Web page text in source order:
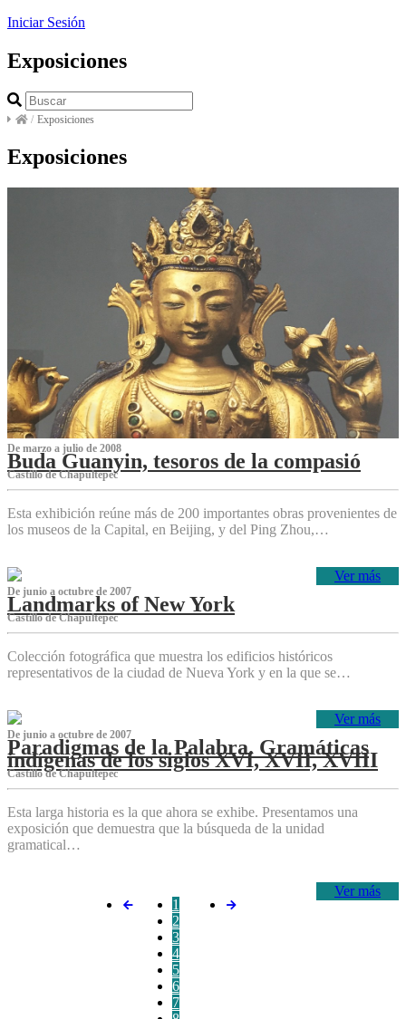
Iniciar Sesión
Exposiciones
/ Exposiciones
Exposiciones
De marzo a julio de 2008
Buda Guanyin, tesoros de la compasió
Castillo de Chapultepec
Esta exhibición reúne más de 200 importantes obras provenientes de
los museos de la Capital, en Beijing, y del Ping Zhou,…
Ver más
De junio a octubre de 2007
Landmarks of New York
Castillo de Chapultepec
Colección fotográfica que muestra los edificios históricos
representativos de la ciudad de Nueva York y en la que se…
Ver más
De junio a octubre de 2007
Paradigmas de la Palabra. Gramáticas
indígenas de los siglos XVI, XVII, XVIII
Castillo de Chapultepec
Esta larga historia es la que ahora se exhibe. Presentamos una
exposición que demuestra que la búsqueda de la unidad
gramatical…
Ver más
1
2
3
4
5
6
7